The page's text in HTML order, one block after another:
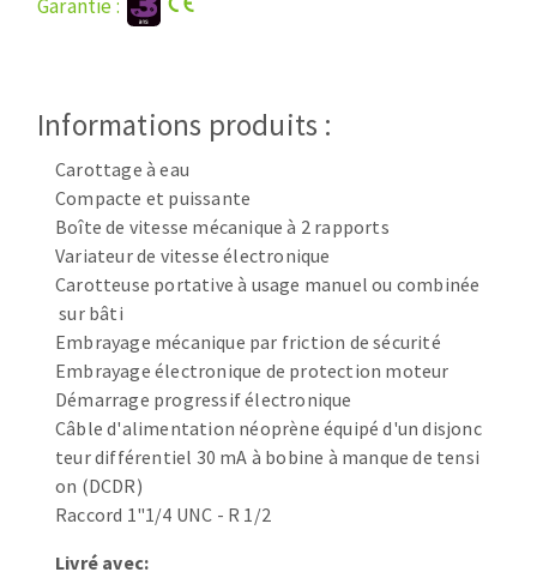
Disques à lamelles
Roues à lamelles
Meules sur tige
Brosses
Meules de tourets
Feutres à polir
Bandes sans fin
Rouleaux d'atelier
Aspirateurs
MACHINES POUR LE TRAVAIL DU MÉTAL
Tronçonneuses
Scies à ruban
Perceuses
Perceuses magnétiques
Affuteurs de forets
Garantie :
Informations produits :
Carottage à eau
Compacte et puissante
Boîte de vitesse mécanique à 2 rapports
Variateur de vitesse électronique
Carotteuse portative à usage manuel ou combinée
sur bâti
Embrayage mécanique par friction de sécurité
Embrayage électronique de protection moteur
Démarrage progressif électronique
Câble d'alimentation néoprène équipé d'un disjonc
teur différentiel 30 mA à bobine à manque de tensi
on (DCDR)
Raccord 1"1/4 UNC - R 1/2
Livré avec: